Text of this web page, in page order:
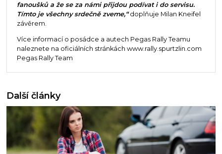
fanoušků a že se za námi přijdou podívat i do servisu.
Tímto je všechny srdečně zveme,“doplňuje Milan Kneifel
závěrem.
Více informací o posádce a autech Pegas Rally Teamu
naleznete na oficiálních stránkách www.rally.spurtzlin.com
Pegas Rally Team
Další články